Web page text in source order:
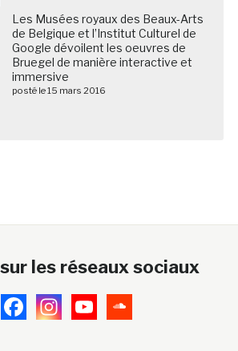
Les Musées royaux des Beaux-Arts
de Belgique et l’Institut Culturel de
Google dévoilent les oeuvres de
Bruegel de manière interactive et
immersive
posté le 15 mars 2016
les réseaux sociaux